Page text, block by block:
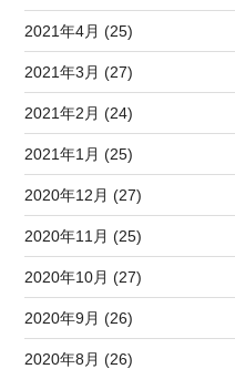
2021年4月 (25)
2021年3月 (27)
2021年2月 (24)
2021年1月 (25)
2020年12月 (27)
2020年11月 (25)
2020年10月 (27)
2020年9月 (26)
2020年8月 (26)